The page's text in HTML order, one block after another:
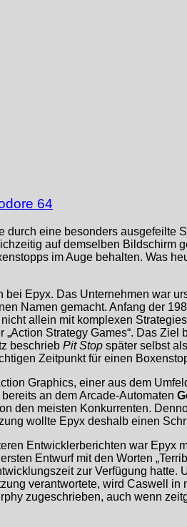
64
eine besonders ausgefeilte
auf demselben Bildschirm
im Auge behalten. Was
Epyx. Das Unternehmen war
Namen gemacht. Anfang der
allein mit komplexen
Strategy Games“. Das
beschrieb Pit Stop später selbst
Zeitpunkt für einen
Graphics, einer aus dem
an dem Arcade-Automaten
den meisten Konkurrenten.
wollte Epyx deshalb einen
Entwicklerberichten war Epyx
Entwurf mit den Worten
zur Verfügung
verantwortete, wird Caswell
zugeschrieben, auch wenn